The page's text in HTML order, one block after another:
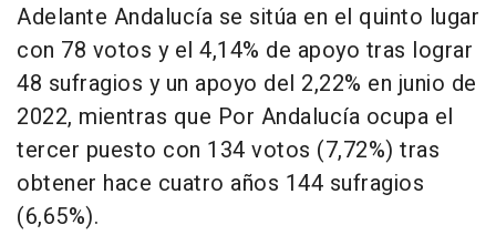
Adelante Andalucía se sitúa en el quinto lugar
con 78 votos y el 4,14% de apoyo tras lograr
48 sufragios y un apoyo del 2,22% en junio de
2022, mientras que Por Andalucía ocupa el
tercer puesto con 134 votos (7,72%) tras
obtener hace cuatro años 144 sufragios
(6,65%).